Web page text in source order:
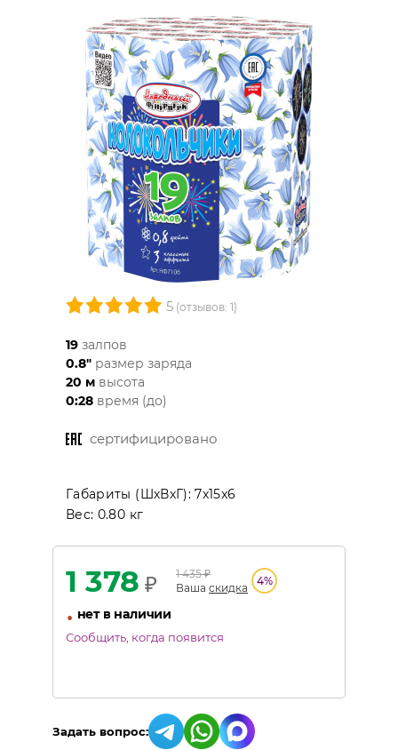
5 (отзывов: 1)
19 залпов
0.8" размер заряда
20 м высота
0:28 время (до)
сертифицировано
Габариты (ШхВхГ):7x15x6
Вес: 0.80 кг
1 378 ₽ 1 435₽
Ваша скидка
4%
• нет в наличии
Сообщить, когда появится
Задать вопрос: